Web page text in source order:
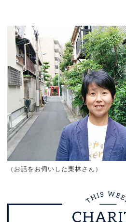
（お話をお伺いした栗林さん）